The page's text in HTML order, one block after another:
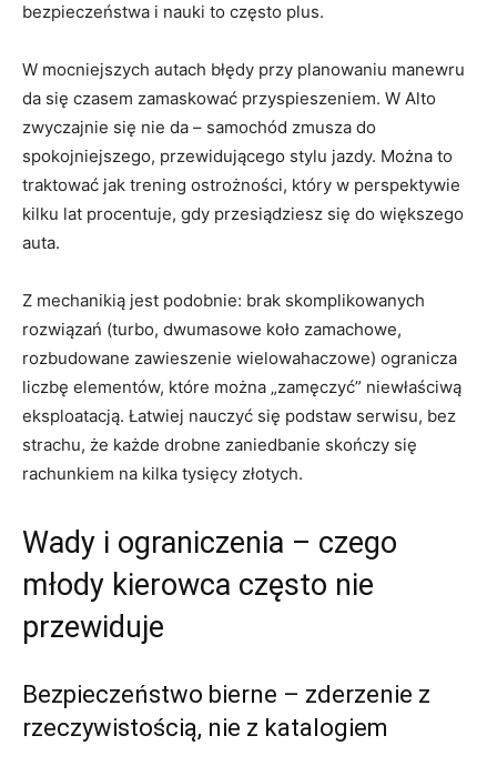
bezpieczeństwa i nauki to często plus.
W mocniejszych autach błędy przy planowaniu manewru
da się czasem zamaskować przyspieszeniem. W Alto
zwyczajnie się nie da – samochód zmusza do
spokojniejszego, przewidującego stylu jazdy. Można to
traktować jak trening ostrożności, który w perspektywie
kilku lat procentuje, gdy przesiądziesz się do większego
auta.
Z mechanikią jest podobnie: brak skomplikowanych
rozwiązań (turbo, dwumasowe koło zamachowe,
rozbudowane zawieszenie wielowahaczowe) ogranicza
liczbę elementów, które można „zamęczyć” niewłaściwą
eksploatacją. Łatwiej nauczyć się podstaw serwisu, bez
strachu, że każde drobne zaniedbanie skończy się
rachunkiem na kilka tysięcy złotych.
Wady i ograniczenia – czego
młody kierowca często nie
przewiduje
Bezpieczeństwo bierne – zderzenie z
rzeczywistością, nie z katalogiem